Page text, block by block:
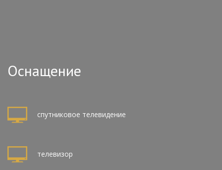
Оснащение
спутниковое телевидение
телевизор